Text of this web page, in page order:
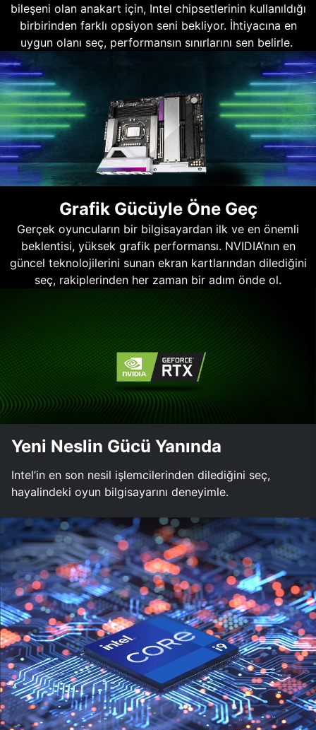
bileşeni olan anakart için, Intel chipsetlerinin kullanıldığı
birbirinden farklı opsiyon seni bekliyor. İhtiyacına en
uygun olanı seç, performansın sınırlarını sen belirle.
Grafik Gücüyle Öne Geç
Gerçek oyuncuların bir bilgisayardan ilk ve en önemli
beklentisi, yüksek grafik performansı. NVIDIA’nın en
güncel teknolojilerini sunan ekran kartlarından dilediğini
seç, rakiplerinden her zaman bir adım önde ol.
Yeni Neslin Gücü Yanında
Intel’in en son nesil işlemcilerinden dilediğini seç,
hayalindeki oyun bilgisayarını deneyimle.